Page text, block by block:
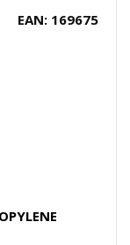
EAN: 169675